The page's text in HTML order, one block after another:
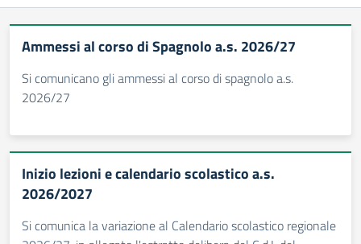
Ammessi al corso di Spagnolo a.s. 2026/27
Si comunicano gli ammessi al corso di spagnolo a.s.
2026/27
Inizio lezioni e calendario scolastico a.s.
2026/2027
Si comunica la variazione al Calendario scolastico regionale